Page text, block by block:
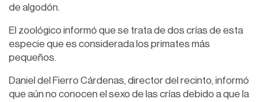
de algodón.
El zoológico informó que se trata de dos crías de esta
especie que es considerada los primates más
pequeños.
Daniel del Fierro Cárdenas, director del recinto, informó
que aún no conocen el sexo de las crías debido a que la